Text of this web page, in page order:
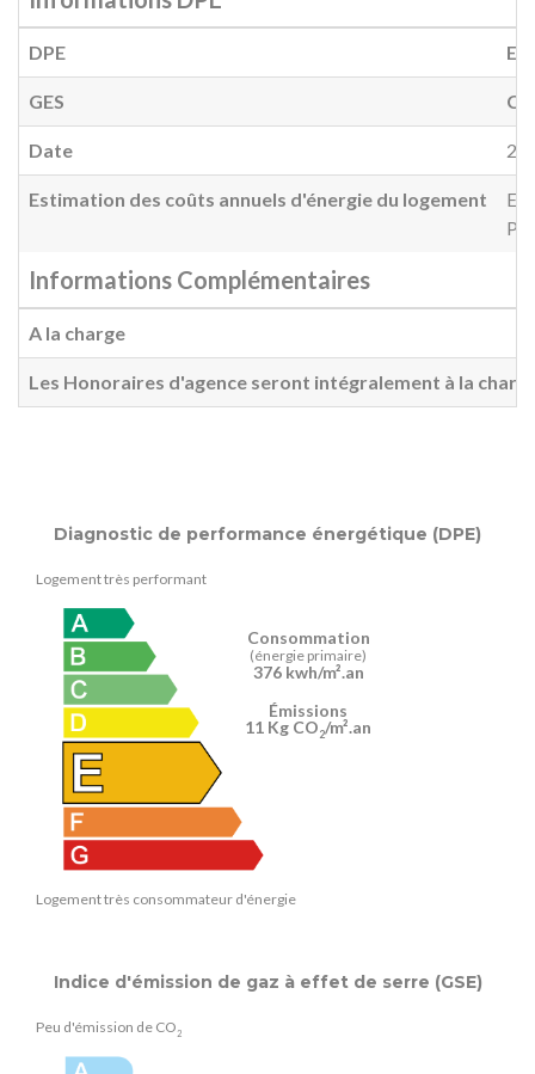
DPE E
GES C
Date
Estimation des coûts annuels d'énergie du logement
Informations Complémentaires
A la charge
Les Honoraires d'agence seront intégralement à la
Diagnostic de performance énergétique (DPE)
Logement très performant
Logement très consommateur d'énergie
Consommation
(énergie primaire)
376 kwh/m².an
Émissions
11 Kg CO2/m².an
Indice d'émission de gaz à effet de serre (GSE)
Peu d'émission de CO2